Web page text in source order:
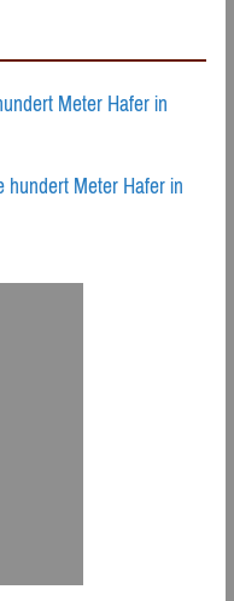
Meter Hafer in
hundert Meter Hafer in